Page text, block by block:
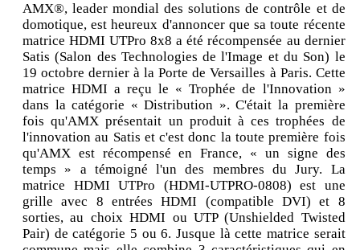
AMX®, leader mondial des solutions de contrôle et de
domotique, est heureux d'annoncer que sa toute récente
matrice HDMI UTPro 8x8 a été récompensée au dernier
Satis (Salon des Technologies de l'Image et du Son) le
19 octobre dernier à la Porte de Versailles à Paris. Cette
matrice HDMI a reçu le « Trophée de l'Innovation »
dans la catégorie « Distribution ». C'était la première
fois qu'AMX présentait un produit à ces trophées de
l'innovation au Satis et c'est donc la toute première fois
qu'AMX est récompensé en France, « un signe des
temps » a témoigné l'un des membres du Jury. La
matrice HDMI UTPro (HDMI-UTPRO-0808) est une
grille avec 8 entrées HDMI (compatible DVI) et 8
sorties, au choix HDMI ou UTP (Unshielded Twisted
Pair) de catégorie 5 ou 6. Jusque là cette matrice serait